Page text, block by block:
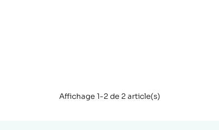
Affichage 1-2 de 2 article(s)